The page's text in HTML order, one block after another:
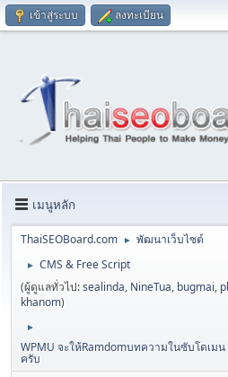
เข้าสู่ระบบ ลงทะเบียน
เมนูหลัก
ThaiSEOBoard.com ► พัฒนาเว็บไซต์
►
CMS & Free Script
(ผู้ดูแลทั่วไป:sealinda, NineTua, bugmai,
khanom)
►
WPMU จะให้Ramdomบทความในซับโดเม
ครับ